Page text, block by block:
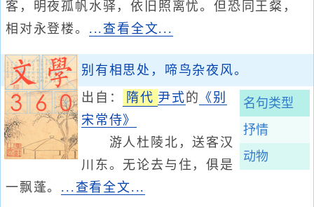
客，明夜孤帆水驿，依旧照离忧。但恐同王粲，
相对永登楼。 ...查看全文...
别有相思处，啼鸟杂夜风。
名句类型
抒情
动物
出自： 隋代 尹式 的 《别
宋常侍》
游人杜陵北，送客汉
川东。无论去与住，俱是
一飘蓬。 ...查看全文...